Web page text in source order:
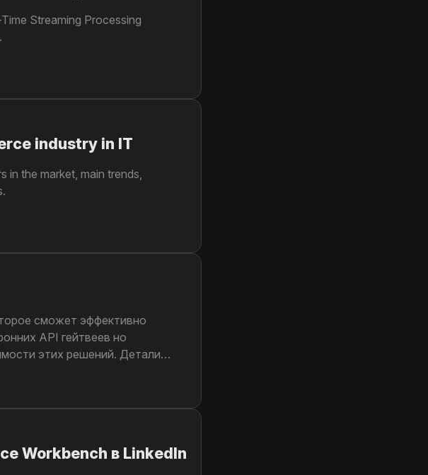
Streaming Processing
industry in IT
in the market, main trends,
сможет эффективно
API гейтвеев но
этих решений. Детали
Workbench в LinkedIn